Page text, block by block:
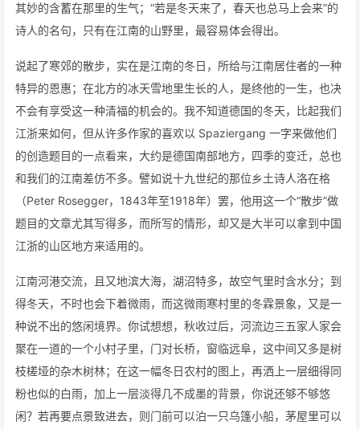
其妙的含蓄在那里的生气；“若是冬天来了，春天也总马上会来”的
诗人的名句，只有在江南的山野里，最容易体会得出。
说起了寒郊的散步，实在是江南的冬日，所给与江南居住者的一种
特异的恩惠；在北方的冰天雪地里生长的人，是终他的一生，也决
不会有享受这一种清福的机会的。我不知道德国的冬天，比起我们
江浙来如何，但从许多作家的喜欢以 Spaziergang 一字来做他们
的创造题目的一点看来，大约是德国南部地方，四季的变迁，总也
和我们的江南差仿不多。譬如说十九世纪的那位乡土诗人洛在格
（Peter Rosegger，1843年至1918年）罢，他用这一个“散步”做
题目的文章尤其写得多，而所写的情形，却又是大半可以拿到中国
江浙的山区地方来适用的。
江南河港交流，且又地滨大海，湖沼特多，故空气里时含水分；到
得冬天，不时也会下着微雨，而这微雨寒村里的冬霖景象，又是一
种说不出的悠闲境界。你试想想，秋收过后，河流边三五家人家会
聚在一道的一个小村子里，门对长桥，窗临远阜，这中间又多是树
枝槎垭的杂木树林；在这一幅冬日农村的图上，再洒上一层细得同
粉也似的白雨，加上一层淡得几不成墨的背景，你说还够不够悠
闲？若再要点景致进去，则门前可以泊一只乌篷小船，茅屋里可以